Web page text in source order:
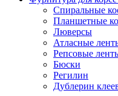
Спиральные
Планшетные
Люверсы
Атласные
Репсовые
Бюски
Регилин
Дублерин